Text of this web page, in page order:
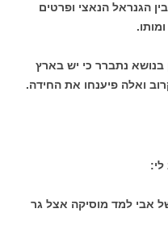
הגנראל הנאצי ופרטים
נתברר כי יש בארץ
ואלה פיענחו את החידה.
אבי למד מוסיקה אצל גר